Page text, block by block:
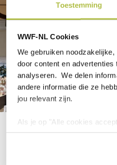
Toestemming
WWF-NL Cookies
We gebruiken
door content en
analyseren. We delen
andere informatie die ze
jou relevant zijn.
Als je op "Alle cookies
cookies wilt toestaan, maak